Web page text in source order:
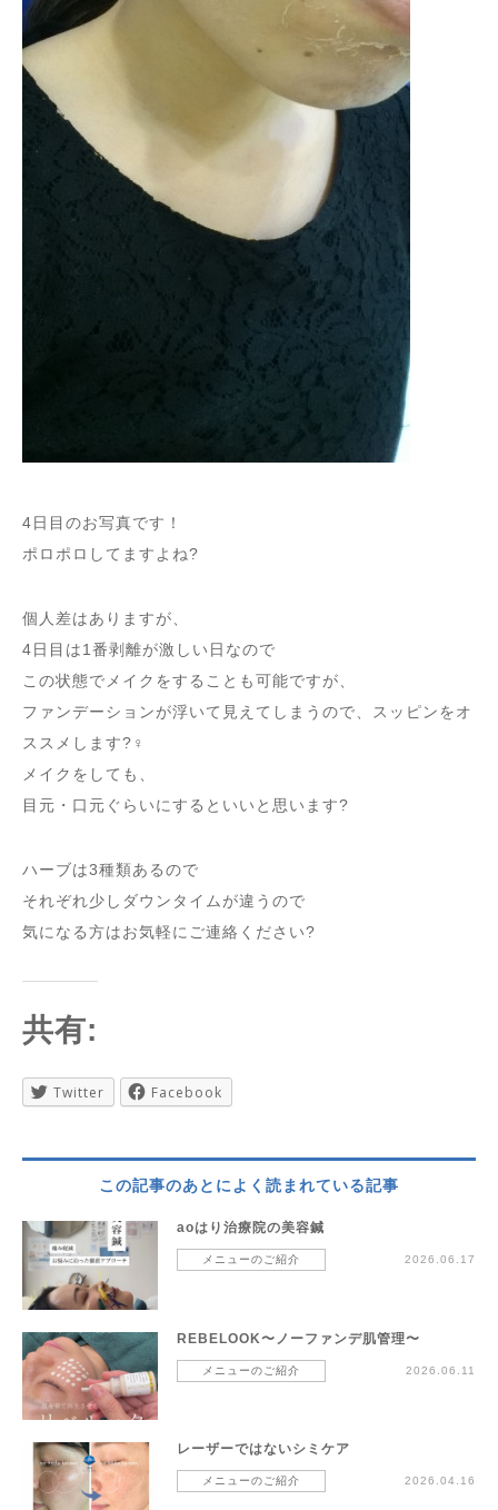
4日目のお写真です！
ポロポロしてますよね?
個人差はありますが、
4日目は1番剥離が激しい日なので
この状態でメイクをすることも可能ですが、
ファンデーションが浮いて見えてしまうので、スッピンをオ
ススメします?‍♀️
メイクをしても、
目元・口元ぐらいにするといいと思います?
ハーブは3種類あるので
それぞれ少しダウンタイムが違うので
気になる方はお気軽にご連絡ください?
共有:
Twitter Facebook
この記事のあとによく読まれている記事
aoはり治療院の美容鍼
メニューのご紹介 2026.06.17
REBELOOK〜ノーファンデ肌管理〜
メニューのご紹介 2026.06.11
レーザーではないシミケア
メニューのご紹介 2026.04.16